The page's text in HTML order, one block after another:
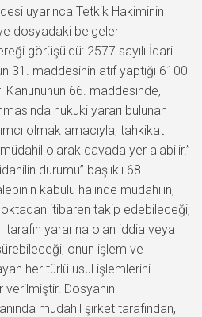
uyarınca Tetkik Hakiminin
dosyadaki belgeler
görüşüldü: 2577 sayılı İdari
31. maddesinin atıf yaptığı 6100
Kanununun 66. maddesinde,
hukuki yararı bulunan
olmak amacıyla, tahkikat
olarak davada yer alabilir.”
durumu” başlıklı 68.
kabulü halinde müdahilin,
itibaren takip edebileceği;
tarafın yararına olan iddia veya
onun işlem ve
her türlü usul işlemlerini
Dosyanın
müdahil şirket tarafından,